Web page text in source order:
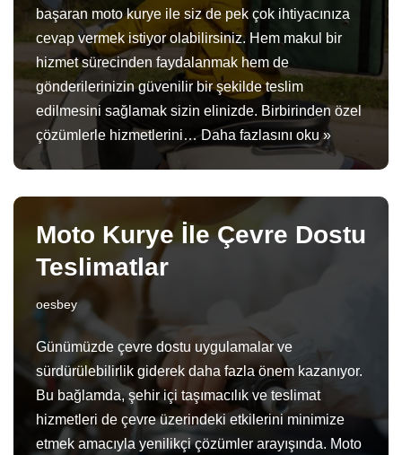
başaran moto kurye ile siz de pek çok ihtiyacınıza
cevap vermek istiyor olabilirsiniz. Hem makul bir
hizmet sürecinden faydalanmak hem de
gönderilerinizin güvenilir bir şekilde teslim
edilmesini sağlamak sizin elinizde. Birbirinden özel
çözümlerle hizmetlerini…Daha fazlasını oku »
Moto Kurye İle Çevre Dostu
Teslimatlar
oesbey
Günümüzde çevre dostu uygulamalar ve
sürdürülebilirlik giderek daha fazla önem kazanıyor.
Bu bağlamda, şehir içi taşımacılık ve teslimat
hizmetleri de çevre üzerindeki etkilerini minimize
etmek amacıyla yenilikçi çözümler arayışında. Moto